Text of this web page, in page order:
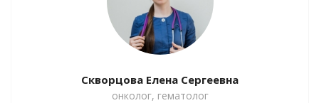
Скворцова Елена Сергеевна
онколог, гематолог